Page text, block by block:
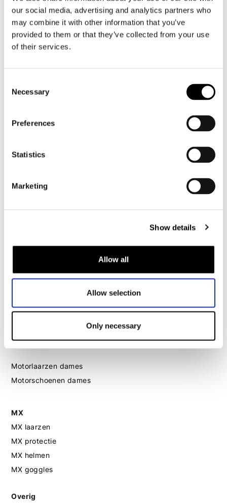
our social media, advertising and analytics partners who
may combine it with other information that you’ve
provided to them or that they’ve collected from your use
of their services.
Selection
Necessary
Preferences
Statistics
Marketing
Show details
Allow all
Allow selection
Only necessary
Motorkleding heren
Motorjas heren
Motorbroek heren
Motorpak heren
Motorhandschoenen heren
Motorlaarzen heren
Motorjeans dames
Motorhelm dames
Motorhandschoenen dames
Motorlaarzen dames
Motorschoenen dames
MX
MX laarzen
MX protectie
MX helmen
MX goggles
Overig